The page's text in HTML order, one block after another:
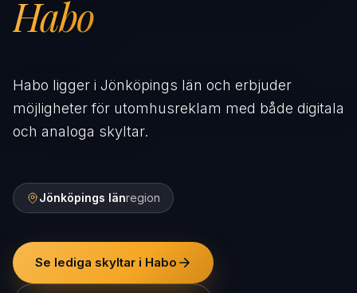
Habo
Habo ligger i Jönköpings län och erbjuder
möjligheter för utomhusreklam med både digitala
och analoga skyltar.
Jönköpings länregion
Se lediga skyltar i Habo